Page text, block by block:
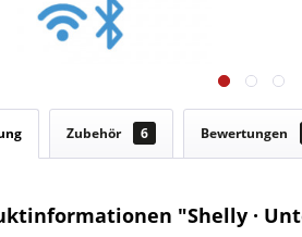
Zubehör 6 Bewertungen
"Shelly ·